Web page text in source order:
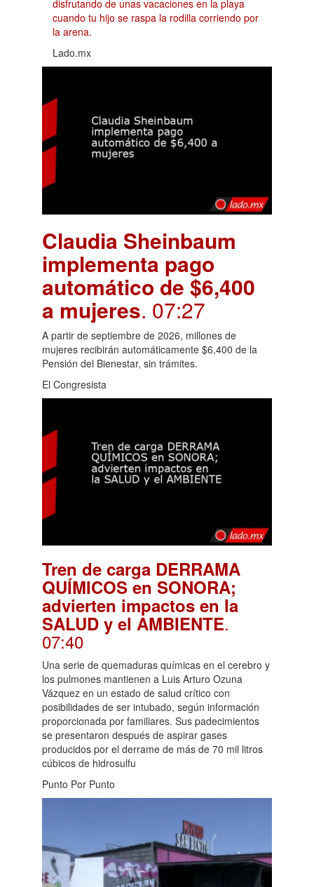
disfrutando de unas vacaciones en la playa
cuando tu hijo se raspa la rodilla corriendo por
la arena.
Lado.mx
Claudia Sheinbaum
implementa pago
automático de $6,400
a mujeres. 07:27
A partir de septiembre de 2026, millones de
mujeres recibirán automáticamente $6,400 de la
Pensión del Bienestar, sin trámites.
El Congresista
Tren de carga DERRAMA
QUÍMICOS en SONORA;
advierten impactos en la
SALUD y el AMBIENTE.
07:40
Una serie de quemaduras químicas en el cerebro y
los pulmones mantienen a Luis Arturo Ozuna
Vázquez en un estado de salud crítico con
posibilidades de ser intubado, según información
proporcionada por familiares. Sus padecimientos
se presentaron después de aspirar gases
producidos por el derrame de más de 70 mil litros
cúbicos de hidrosulfu
Punto Por Punto